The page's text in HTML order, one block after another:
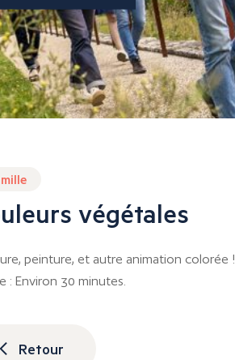
végétales
peinture, et autre animation colorée !
: Environ 30 minutes.
Retour